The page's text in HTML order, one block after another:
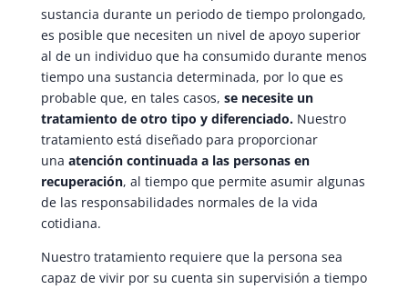
sustancia durante un periodo de tiempo prolongado,
es posible que necesiten un nivel de apoyo superior
al de un individuo que ha consumido durante menos
tiempo una sustancia determinada, por lo que es
probable que, en tales casos, se necesite un
tratamiento de otro tipo y diferenciado.Nuestro
tratamiento está diseñado para proporcionar
una atención continuada a las personas en
recuperación, al tiempo que permite asumir algunas
de las responsabilidades normales de la vida
cotidiana.
Nuestro tratamiento requiere que la persona sea
capaz de vivir por su cuenta sin supervisión a tiempo